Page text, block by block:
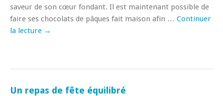
saveur de son cœur fondant. Il est maintenant possible de
faire ses chocolats de pâques fait maison afin … Continuer
la lecture →
Un repas de fête équilibré